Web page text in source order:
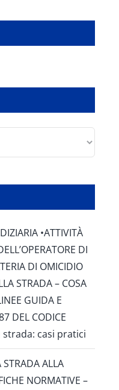
Agosto 2020
•ATTIVITÀ
DI
DI OMICIDIO
STRADA – COSA
GUIDA E
DEL CODICE
strada: casi pratici
ALLA
NORMATIVE –